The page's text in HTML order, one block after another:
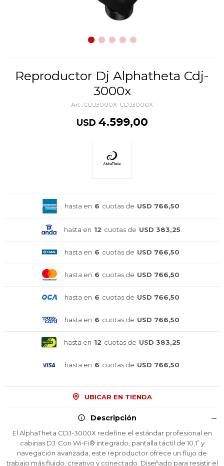
Reproductor Dj Alphatheta Cdj-
3000x
CDJ3000X-CDJ3000X
USD 4.599,00
hasta en 6 cuotas de USD 766,50
hasta en 12 cuotas de USD 383,25
hasta en 6 cuotas de USD 766,50
hasta en 6 cuotas de USD 766,50
hasta en 6 cuotas de USD 766,50
hasta en 6 cuotas de USD 766,50
hasta en 12 cuotas de USD 383,25
hasta en 6 cuotas de USD 766,50
UBICAR EN TIENDA
Descripción
El AlphaTheta CDJ-3000X redefine el estándar profesional en
cabinas DJ. Con Wi-Fi® integrado, pantalla táctil de 10,1” y
navegación avanzada, este reproductor ofrece un flujo de
trabajo más fluido, creativo y conectado. Diseñado para resistir el
¡Sumate a la forma más ágil de
comprar!
Comprá en 3 cuotas sin recargo o hasta en
¡Sumate a la forma más ágil de
comprar!
Comprá en 3 cuotas sin recargo o hasta en
¡Sumate a la forma más ágil de
comprar!
Comprá en 3 cuotas sin recargo o hasta en